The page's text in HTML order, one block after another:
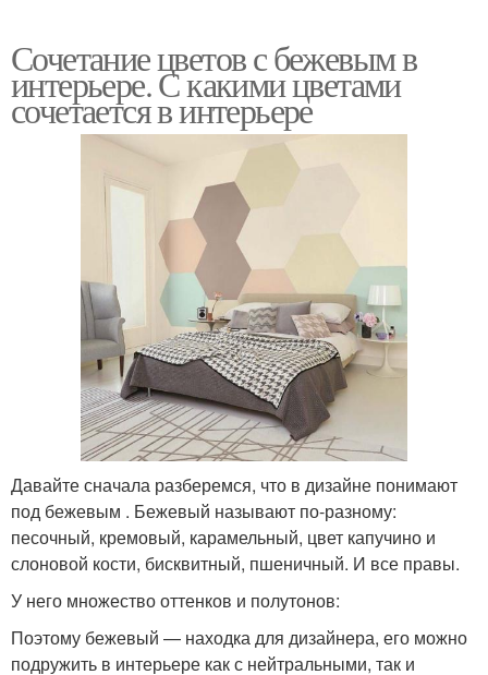
Сочетание цветов с бежевым в
интерьере. С какими цветами
сочетается в интерьере
Давайте сначала разберемся, что в дизайне понимают
под бежевым . Бежевый называют по-разному:
песочный, кремовый, карамельный, цвет капучино и
слоновой кости, бисквитный, пшеничный. И все правы.
У него множество оттенков и полутонов:
Поэтому бежевый — находка для дизайнера, его можно
подружить в интерьере как с нейтральными, так и